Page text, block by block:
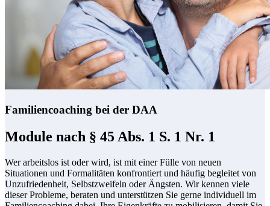
Familiencoaching bei der DAA
Module nach § 45 Abs. 1 S. 1 Nr. 1
Wer arbeitslos ist oder wird, ist mit einer Fülle von neuen
Situationen und Formalitäten konfrontiert und häufig begleitet von
Unzufriedenheit, Selbstzweifeln oder Ängsten. Wir kennen viele
dieser Probleme, beraten und unterstützen Sie gerne individuell im